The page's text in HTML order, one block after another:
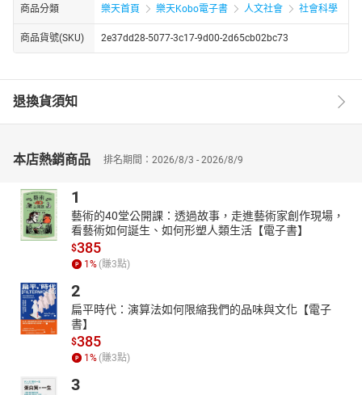
商品分類 樂天首頁 樂天Kobo電子書 人文社會 社會科學
商品貨號(SKU) 2e37dd28-5077-3c17-9d00-2d65cb02bc73
退換貨須知
本店熱銷商品 排名期間：2026/8/3 - 2026/8/9
1
藝術的40堂公開課：透過故事，走進藝術家創作現場，
看藝術如何誕生、如何形塑人類生活【電子書】
$385
1% (賺3點)
2
扁平時代：演算法如何限縮我們的品味與文化【電子
書】
$385
1% (賺3點)
3